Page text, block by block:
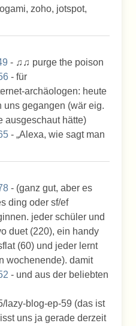
zoho, jotspot,
- ♫♫ purge the poison
- für
archäologen: heute
uns gegangen (wär eig.
ausgeschaut hätte)
- „Alexa, wie sagt man
- (ganz gut, aber es
ding oder sf/ef
jeder schüler und
duet (220), ein handy
(60) und jeder lernt
wochenende). damit
- und aus der beliebten
lazy-blog-ep-59 (das ist
uns ja gerade derzeit